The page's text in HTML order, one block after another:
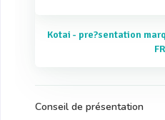
Kotai - pre?sentation
FR
Conseil de présentation